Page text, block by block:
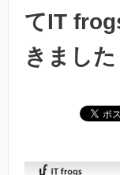
てIT
きました